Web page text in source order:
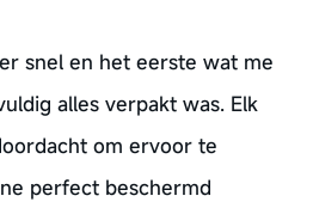
snel en het eerste wat me
alles verpakt was. Elk
om ervoor te
perfect beschermd